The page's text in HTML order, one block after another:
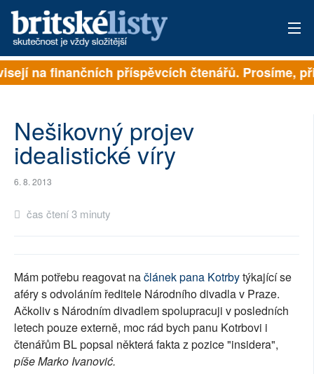
PŘIHLÁSIT
ARCHIV
PŘÍSPĚVKY NA PROVOZ
SOCIÁLNÍ SÍTĚ
RUBRIKY
na finančních příspěvcích čtenářů. Prosíme,
Nešikovný projev
idealistické víry
6. 8. 2013
čas čtení 3 minuty
Mám potřebu reagovat načlánek pana Kotrbytýkající se
aféry s odvoláním ředitele Národního divadla v Praze.
Ačkoliv s Národním divadlem spolupracuji v posledních
letech pouze externě, moc rád bych panu Kotrbovi i
čtenářům BL popsal některá fakta z pozice "insidera",
píše Marko Ivanović.